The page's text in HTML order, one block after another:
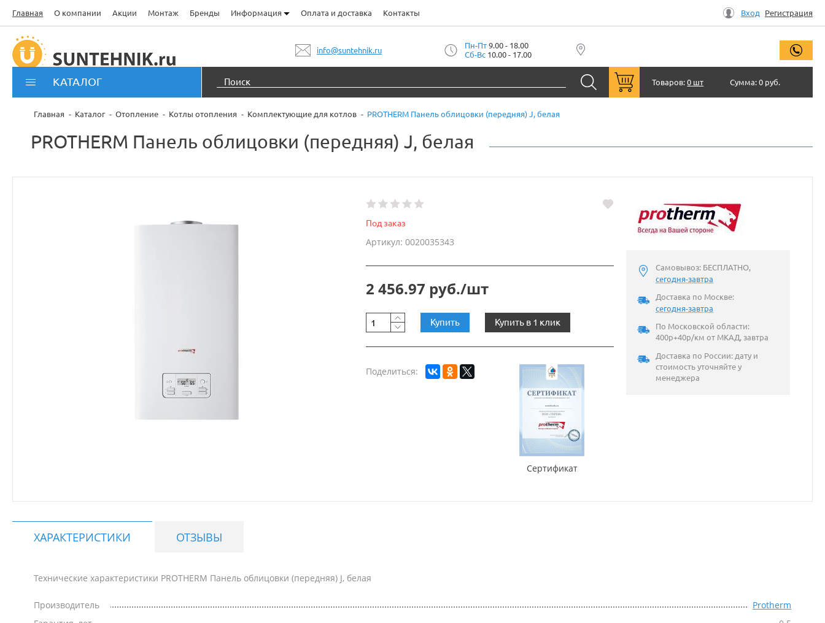
Главная О компании Акции Монтаж Бренды Информация Оплата и доставка Контакты Вход Регистрация
info@suntehnik.ru Пн-Пт9.00 - 18.00
Сб-Вс10.00 - 17.00
КАТАЛОГ Товаров:0 шт Сумма:0 руб.
Главная Каталог Отопление Котлы отопления Комплектующие для котлов PROTHERM Панель облицовки (передняя) J, белая
PROTHERM Панель облицовки (передняя) J, белая
Под заказ
Артикул: 0020035343
2 456.97 руб./шт
Купить Купить в 1 клик
Поделиться:
Сертификат
Самовывоз: БЕСПЛАТНО,
сегодня-завтра
Доставка по Москве:
сегодня-завтра
По Московской области:
400р+40р/км от МКАД, завтра
Доставка по России: дату и
стоимость уточняйте у
менеджера
ХАРАКТЕРИСТИКИ ОТЗЫВЫ
Технические характеристики PROTHERM Панель облицовки (передняя) J, белая
Производитель
Protherm